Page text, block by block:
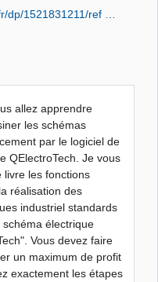
dp/1521831211/ref …
allez apprendre
les schémas
par le logiciel de
QElectroTech. Je vous
livre les fonctions
réalisation des
industriel standards
électrique
Vous devez faire
un maximum de profit
exactement les étapes